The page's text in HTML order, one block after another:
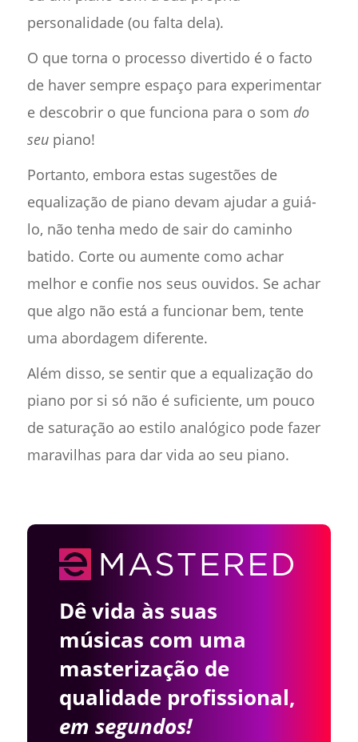
personalidade (ou falta dela).
O que torna o processo divertido é o facto
de haver sempre espaço para experimentar
e descobrir o que funciona para o som do
seupiano!
Portanto, embora estas sugestões de
equalização de piano devam ajudar a guiá-
lo, não tenha medo de sair do caminho
batido. Corte ou aumente como achar
melhor e confie nos seus ouvidos. Se achar
que algo não está a funcionar bem, tente
uma abordagem diferente.
Além disso, se sentir que a equalização do
piano por si só não é suficiente, um pouco
de saturação ao estilo analógico pode fazer
maravilhas para dar vida ao seu piano.
Dê vida às suas
músicas com uma
masterização de
qualidade profissional,
em segundos!